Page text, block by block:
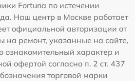
Fortuna по истечении
Наш центр в Москве работает
официальной авторизации от
на ремонт, указанные на сайте,
ознакомительный характер и
офертой согласно п. 2 ст. 437
торговой марки